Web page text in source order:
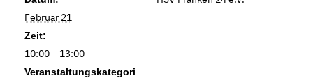
Februar 21
Zeit:
10:00 – 13:00
Veranstaltungskategori